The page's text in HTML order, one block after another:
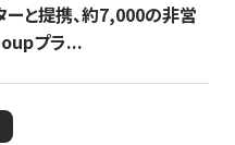
と提携、約7,000の非営
プラ...